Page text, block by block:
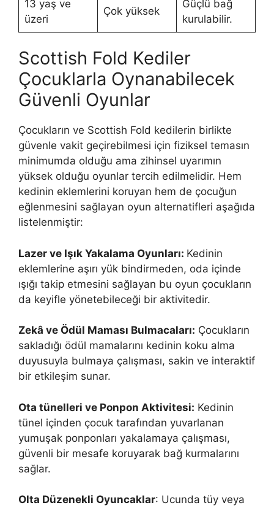
13 yaş ve
üzeri
Çok yüksek
Güçlü bağ
kurulabilir.
Scottish Fold Kediler
Çocuklarla Oynanabilecek
Güvenli Oyunlar
Çocukların ve Scottish Fold kedilerin birlikte
güvenle vakit geçirebilmesi için fiziksel temasın
minimumda olduğu ama zihinsel uyarımın
yüksek olduğu oyunlar tercih edilmelidir. Hem
kedinin eklemlerini koruyan hem de çocuğun
eğlenmesini sağlayan oyun alternatifleri aşağıda
listelenmiştir:
Lazer ve Işık Yakalama Oyunları: Kedinin
eklemlerine aşırı yük bindirmeden, oda içinde
ışığı takip etmesini sağlayan bu oyun çocukların
da keyifle yönetebileceği bir aktivitedir.
Zekâ ve Ödül Maması Bulmacaları: Çocukların
sakladığı ödül mamalarını kedinin koku alma
duyusuyla bulmaya çalışması, sakin ve interaktif
bir etkileşim sunar.
Ota tünelleri ve Ponpon Aktivitesi: Kedinin
tünel içinden çocuk tarafından yuvarlanan
yumuşak ponponları yakalamaya çalışması,
güvenli bir mesafe koruyarak bağ kurmalarını
sağlar.
Olta Düzenekli Oyuncaklar: Ucunda tüy veya